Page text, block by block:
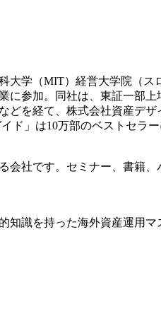
大学（MIT）経営大学院（
に参加。同社は、東証一部
どを経て、株式会社資産デ
ド」は10万部のベストセラ
会社です。セミナー、書籍
知識を持った海外資産運用